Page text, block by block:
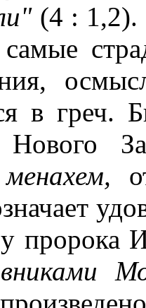
(4 : 1,2).
в
менахем,
пророка